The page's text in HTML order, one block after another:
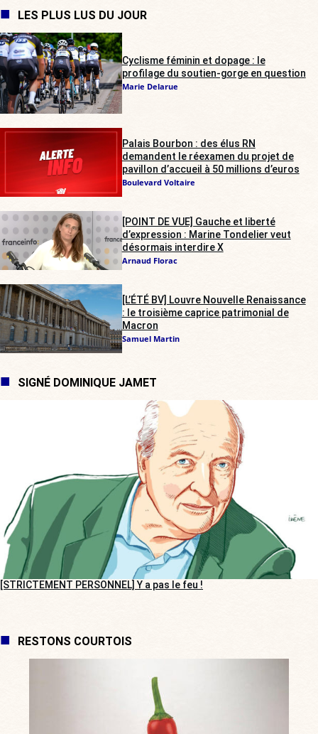
LES PLUS LUS DU JOUR
Cyclisme féminin et dopage : le
profilage du soutien-gorge en question
Marie Delarue
Palais Bourbon : des élus RN
demandent le réexamen du projet de
pavillon d’accueil à 50 millions d’euros
Boulevard Voltaire
[POINT DE VUE] Gauche et liberté
d’expression : Marine Tondelier veut
désormais interdire X
Arnaud Florac
[L’ÉTÉ BV] Louvre Nouvelle Renaissance
: le troisième caprice patrimonial de
Macron
Samuel Martin
SIGNÉ DOMINIQUE JAMET
[STRICTEMENT PERSONNEL] Y a pas le feu !
RESTONS COURTOIS